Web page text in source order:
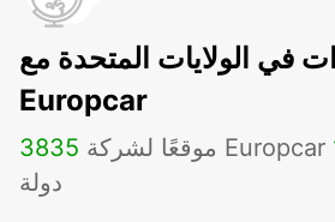
في الولايات المتحدة مع
Europcar
3835
دولة